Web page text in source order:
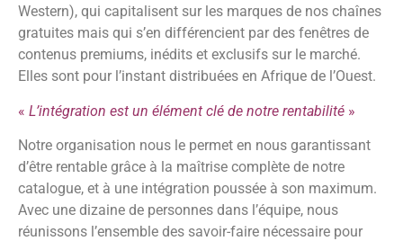
Western), qui capitalisent sur les marques de nos chaînes
gratuites mais qui s’en différencient par des fenêtres de
contenus premiums, inédits et exclusifs sur le marché.
Elles sont pour l’instant distribuées en Afrique de l’Ouest.
« L’intégration est un élément clé de notre rentabilité »
Notre organisation nous le permet en nous garantissant
d’être rentable grâce à la maîtrise complète de notre
catalogue, et à une intégration poussée à son maximum.
Avec une dizaine de personnes dans l’équipe, nous
réunissons l’ensemble des savoir-faire nécessaire pour